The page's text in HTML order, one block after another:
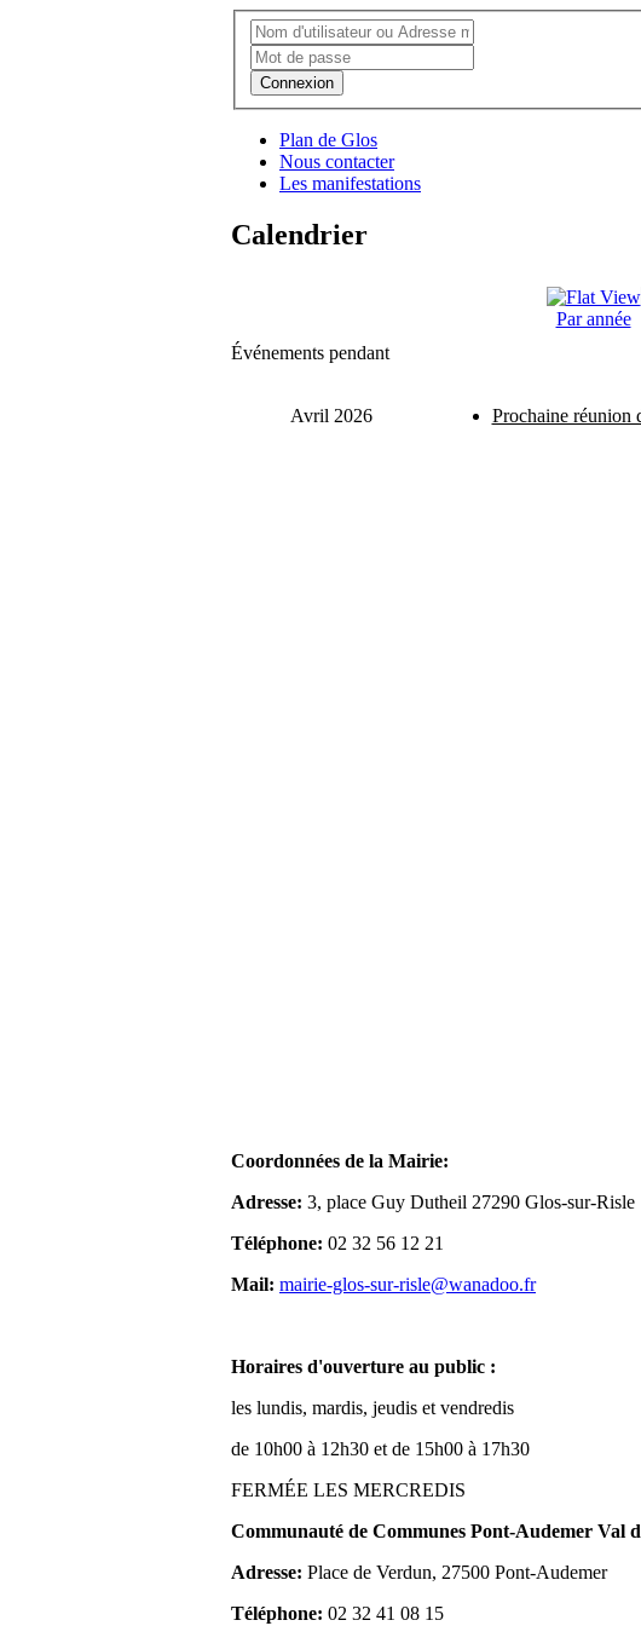
Connexion
Plan de Glos
Nous contacter
Les manifestations
Calendrier
Par année
Événements pendant
Avril 2026
Prochaine réunion
Coordonnées de la Mairie:
Adresse: 3, place Guy Dutheil 27290 Glos-sur-Risle
Téléphone: 02 32 56 12 21
Mail: mairie-glos-sur-risle@wanadoo.fr
Horaires d'ouverture au public :
les lundis, mardis, jeudis et vendredis
de 10h00 à 12h30 et de 15h00 à 17h30
FERMÉE LES MERCREDIS
Communauté de Communes Pont-Audemer Val
Adresse: Place de Verdun, 27500 Pont-Audemer
Téléphone: 02 32 41 08 15